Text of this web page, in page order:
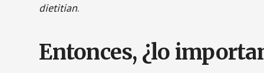
dietitian.
Entonces, ¿lo